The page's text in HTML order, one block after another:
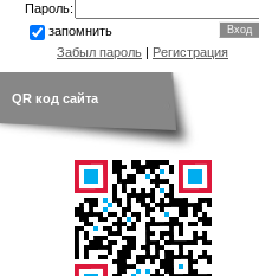
Пароль:
запомнить
Забыл пароль | Регистрация
QR код сайта